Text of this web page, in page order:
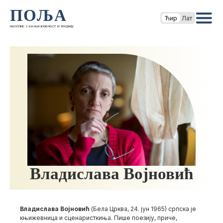
ПОЉА
часопис за књижевност и теорију
Ћир Лат
Владислава Војновић
Владислава Војновић (Бела Црква, 24. јун 1965) српска је
књижевница и сценаристкиња. Пише поезију, приче,